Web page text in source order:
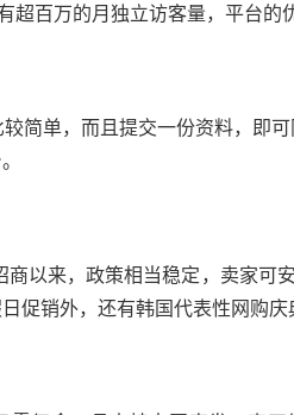
百万的月独立访客量，平台的
简单，而且提交一份资料，即
以来，政策相当稳定，卖家可
促销外，还有韩国代表性网购